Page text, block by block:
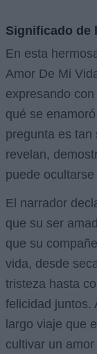
Significado de
En esta
Amor De Mi
expresando
qué se
pregunta es tan
revelan,
puede
El narrador
que su ser
que su
vida, desde
tristeza hasta
felicidad juntos.
largo viaje que
cultivar un